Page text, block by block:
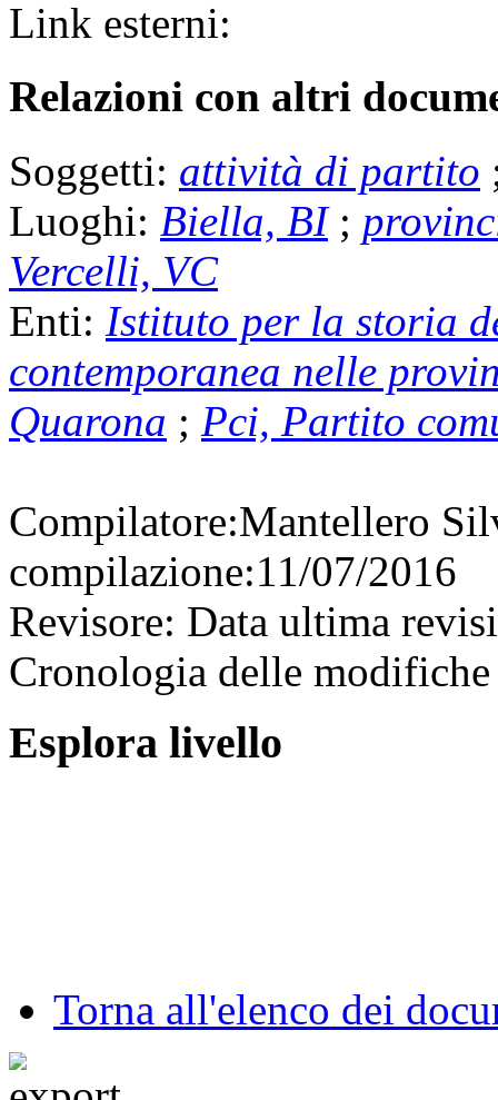
Link esterni:
Relazioni con altri
Soggetti: attività di partito
Luoghi: Biella, BI;
Vercelli, VC
Enti: Istituto per la storia
contemporanea nelle
Quarona ; Pci, Partito
Compilatore:Mantellero
compilazione:11/07/2016
Revisore: Data ultima
Cronologia delle
Esplora livello
Torna all'elenco dei